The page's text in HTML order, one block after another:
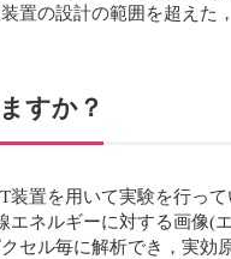
置の設計の範囲を超え
すか？
置を用いて実験を行っ
ネルギーに対する画像(
セル毎に解析でき，実